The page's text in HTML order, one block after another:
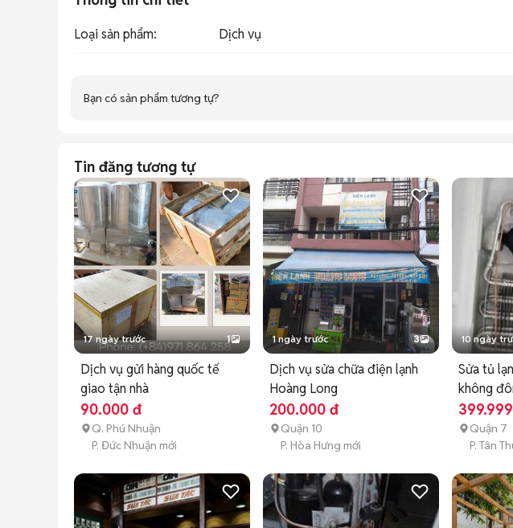
Loại sản phẩm: Dịch vụ
Bạn có sản phẩm tương tự?
Tin đăng tương tự
17 ngày trước 1
Dịch vụ gửi hàng quốc tế
giao tận nhà
90.000 đ
Q. Phú Nhuận
P. Đức Nhuận mới
1 ngày trước 3
Dịch vụ sửa chữa điện lạnh
Hoàng Long
200.000 đ
Quận 10
P. Hòa Hưng mới
10 ngày
Sửa tủ
không
Quận 7
P. Tân